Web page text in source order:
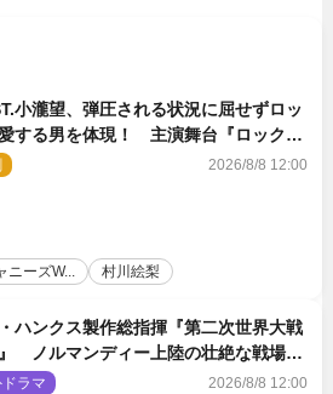
小瀧望、弾圧される状況に屈せずロッ
する男を体現！ 主演舞台『ロックン
』ビジュアル解禁
2026/8/8 12:00
ニーズW... 村川絵梨
ハンクス製作総指揮『第二次世界大戦
ノルマンディー上陸の壮絶な戦場を
特別映像解禁
ラマ 2026/8/8 12:00